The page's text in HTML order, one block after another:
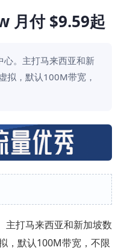
月付 $9.59起
。主打马来西亚和新
拟，默认100M带宽，
主打马来西亚和新加坡数
，默认100M带宽，不限